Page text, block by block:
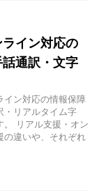
ライン対応の
通訳・文字
イン対応の情報保障
・リアルタイム字
。 リアル支援・オン
の違いや、それぞれ